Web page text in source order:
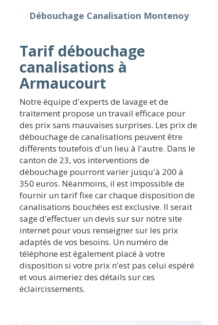
Débouchage Canalisation Montenoy
Tarif débouchage
canalisations à
Armaucourt
Notre équipe d'experts de lavage et de
traitement propose un travail efficace pour
des prix sans mauvaises surprises. Les prix de
débouchage de canalisations peuvent être
différents toutefois d'un lieu à l'autre. Dans le
canton de 23, vos interventions de
débouchage pourront varier jusqu'à 200 à
350 euros. Néanmoins, il est impossible de
fournir un tarif fixe car chaque disposition de
canalisations bouchées est exclusive. Il serait
sage d'effectuer un devis sur sur notre site
internet pour vous renseigner sur les prix
adaptés de vos besoins. Un numéro de
téléphone est également placé à votre
disposition si votre prix n'est pas celui espéré
et vous aimeriez des détails sur ces
éclaircissements.